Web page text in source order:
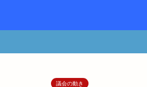
議会の動き